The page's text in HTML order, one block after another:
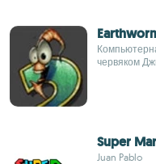
червяком
Super
Juan Pablo